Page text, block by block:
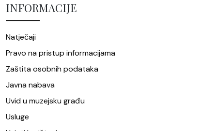
INFORMACIJE
Natječaji
Pravo na pristup informacijama
Zaštita osobnih podataka
Javna nabava
Uvid u muzejsku građu
Usluge